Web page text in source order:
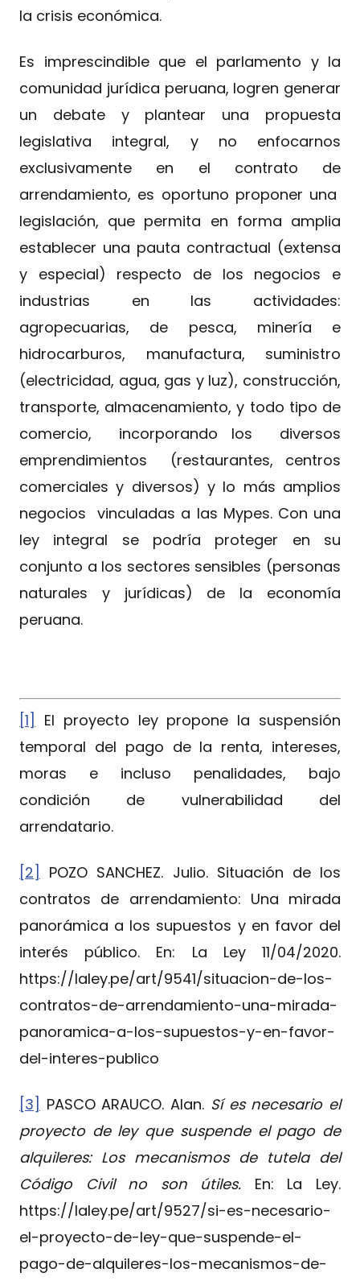
la crisis económica.
Es imprescindible que el parlamento y la
comunidad jurídica peruana, logren generar
un debate y plantear una propuesta
legislativa integral, y no enfocarnos
exclusivamente en el contrato de
arrendamiento, es oportuno proponer una
legislación, que permita en forma amplia
establecer una pauta contractual (extensa
y especial) respecto de los negocios e
industrias en las actividades:
agropecuarias, de pesca, minería e
hidrocarburos, manufactura, suministro
(electricidad, agua, gas y luz), construcción,
transporte, almacenamiento, y todo tipo de
comercio, incorporando los diversos
emprendimientos (restaurantes, centros
comerciales y diversos) y lo más amplios
negocios vinculadas a las Mypes. Con una
ley integral se podría proteger en su
conjunto a los sectores sensibles (personas
naturales y jurídicas) de la economía
peruana.
[1]
El proyecto ley propone la suspensión
temporal del pago de la renta, intereses,
moras e incluso penalidades, bajo
condición de vulnerabilidad del
arrendatario.
[2]
POZO SANCHEZ. Julio. Situación de los
contratos de arrendamiento: Una mirada
panorámica a los supuestos y en favor del
interés público. En: La Ley 11/04/2020.
https://laley.pe/art/9541/situacion-de-los-
contratos-de-arrendamiento-una-mirada-
panoramica-a-los-supuestos-y-en-favor-
del-interes-publico
[3] PASCO ARAUCO. Alan. Sí es necesario el
proyecto de ley que suspende el pago de
alquileres: Los mecanismos de tutela del
Código Civil no son útiles. En: La Ley.
https://laley.pe/art/9527/si-es-necesario-
el-proyecto-de-ley-que-suspende-el-
pago-de-alquileres-los-mecanismos-de-